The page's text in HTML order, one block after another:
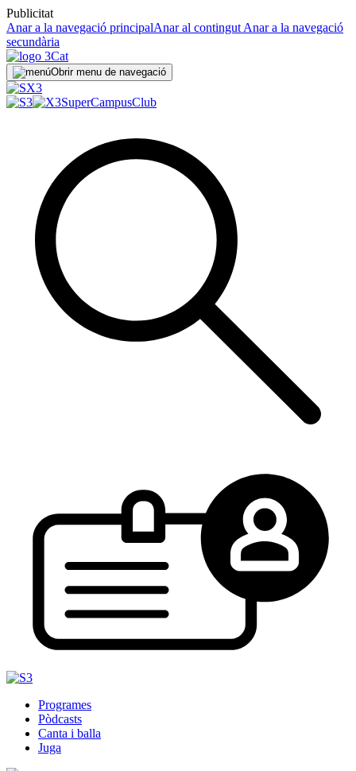
Publicitat
Anar a la navegació principalAnar al contingut Anar a la navegació
secundària
Obrir menu de navegació
SuperCampusClub
Programes
Pòdcasts
Canta i balla
Juga